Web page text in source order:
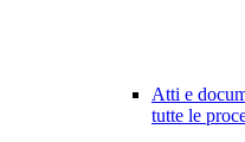
Atti e
tutte le